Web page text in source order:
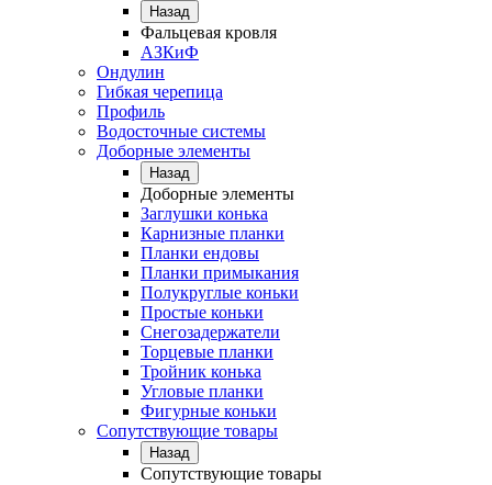
Назад
Фальцевая кровля
АЗКиФ
Ондулин
Гибкая черепица
Профиль
Водосточные системы
Доборные элементы
Назад
Доборные элементы
Заглушки конька
Карнизные планки
Планки ендовы
Планки примыкания
Полукруглые коньки
Простые коньки
Снегозадержатели
Торцевые планки
Тройник конька
Угловые планки
Фигурные коньки
Сопутствующие товары
Назад
Сопутствующие товары